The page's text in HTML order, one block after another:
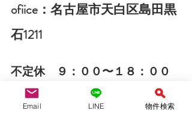
ofiice：名古屋市天白区島田黒
石1211
不定休　９：００〜１８：００
外出している事が多いです。事前予
約をお願いします。
Email LINE 物件検索